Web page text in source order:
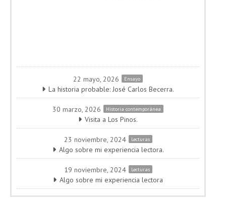
22 mayo, 2026 Ensayo
La historia probable: José Carlos Becerra.
30 marzo, 2026 Historia contemporánea
Visita a Los Pinos.
23 noviembre, 2024 Lecturas
Algo sobre mi experiencia lectora.
19 noviembre, 2024 Lecturas
Algo sobre mi experiencia lectora